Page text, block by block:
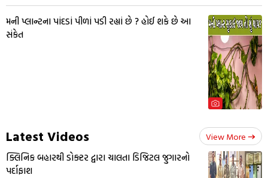
મની પ્લાન્ટના પાંદડાં પીળાં પડી રહ્યાં છે ? હોઈ શકે છે આ
સંકેત
Latest Videos View More
ક્લિનિક બહારથી ડોક્ટર દ્વારા ચાલતા ડિજિટલ જુગારનો
પર્દાફાશ